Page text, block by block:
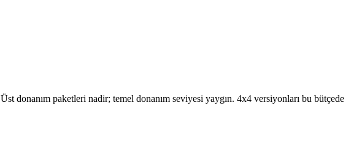
donanım paketleri nadir; temel donanım seviyesi yaygın. 4x4 versiyonları bu bütçede